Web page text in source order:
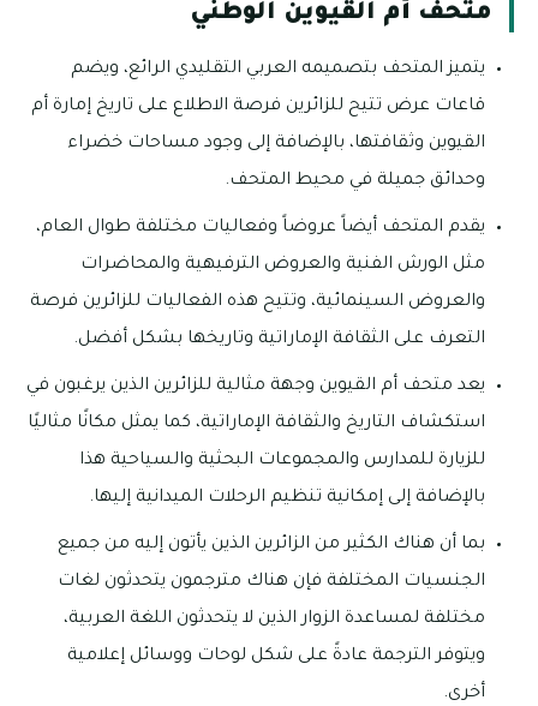
متحف أم القيوين الوطني
يتميز المتحف بتصميمه العربي التقليدي الرائع، ويضم
قاعات عرض تتيح للزائرين فرصة الاطلاع على تاريخ إمارة أم
القيوين وثقافتها، بالإضافة إلى وجود مساحات خضراء
وحدائق جميلة في محيط المتحف.
يقدم المتحف أيضاً عروضاً وفعاليات مختلفة طوال العام،
مثل الورش الفنية والعروض الترفيهية والمحاضرات
والعروض السينمائية، وتتيح هذه الفعاليات للزائرين فرصة
التعرف على الثقافة الإماراتية وتاريخها بشكل أفضل.
يعد متحف أم القيوين وجهة مثالية للزائرين الذين يرغبون في
استكشاف التاريخ والثقافة الإماراتية، كما يمثل مكانًا مثاليًا
للزيارة للمدارس والمجموعات البحثية والسياحية هذا
بالإضافة إلى إمكانية تنظيم الرحلات الميدانية إليها.
بما أن هناك الكثير من الزائرين الذين يأتون إليه من جميع
الجنسيات المختلفة فإن هناك مترجمون يتحدثون لغات
مختلفة لمساعدة الزوار الذين لا يتحدثون اللغة العربية،
ويتوفر الترجمة عادةً على شكل لوحات ووسائل إعلامية
أخرى.